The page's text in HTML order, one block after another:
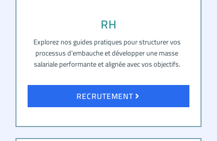
RH
Explorez nos guides pratiques pour structurer vos
processus d’embauche et développer une masse
salariale performante et alignée avec vos objectifs.
RECRUTEMENT